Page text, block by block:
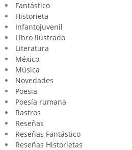
Fantástico
Historieta
Infantojuvenil
Libro Ilustrado
Literatura
México
Música
Novedades
Poesia
Poesía rumana
Rastros
Reseñas
Reseñas Fantástico
Reseñas Historietas